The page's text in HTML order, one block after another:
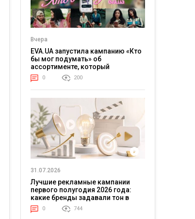
Вчера
EVA.UA запустила кампанию «Кто
бы мог подумать» об
ассортименте, который
покупатели не ожидают увидеть
на платформе
0 200
31.07.2026
Лучшие рекламные кампании
первого полугодия 2026 года:
какие бренды задавали тон в
отрасли
0 744